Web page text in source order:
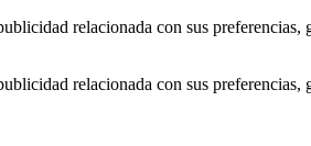
relacionada con sus preferencias,
relacionada con sus preferencias,